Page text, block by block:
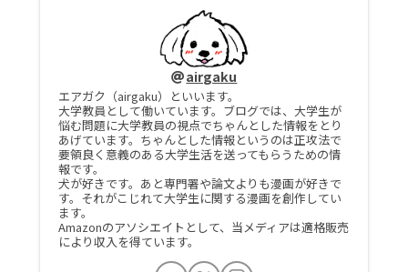
airgaku
エアガク（airgaku）といいます。
大学教員として働いています。ブログでは、大学生が
悩む問題に大学教員の視点でちゃんとした情報をとり
あげています。ちゃんとした情報というのは正攻法で
要領良く意義のある大学生活を送ってもらうための情
報です。
犬が好きです。あと専門署や論文よりも漫画が好きで
す。それがこじれて大学生に関する漫画を創作してい
ます。
Amazonのアソシエイトとして、当メディアは適格販売
により収入を得ています。